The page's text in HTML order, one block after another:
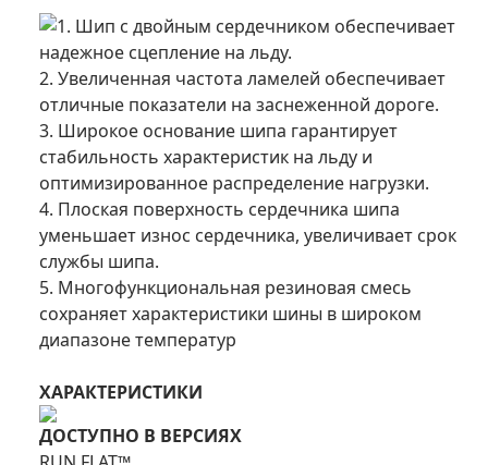
1. Шип с двойным сердечником обеспечивает
надежное сцепление на льду.
2. Увеличенная частота ламелей обеспечивает
отличные показатели на заснеженной дороге.
3. Широкое основание шипа гарантирует
стабильность характеристик на льду и
оптимизированное распределение нагрузки.
4. Плоская поверхность сердечника шипа
уменьшает износ сердечника, увеличивает срок
службы шипа.
5. Многофункциональная резиновая смесь
сохраняет характеристики шины в широком
диапазоне температур
ХАРАКТЕРИСТИКИ
ДОСТУПНО В ВЕРСИЯХ